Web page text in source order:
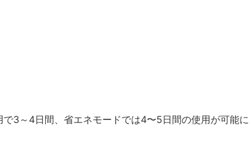
3～4日間、省エネモードでは4〜5日間の使用が可能に